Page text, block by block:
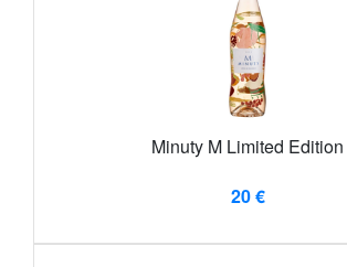
Minuty M Limited Edition
20 €